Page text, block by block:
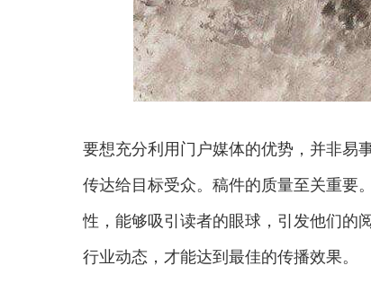
要想充分利用门户媒体的优势，并非易
传达给目标受众。稿件的质量至关重要
性，能够吸引读者的眼球，引发他们的
行业动态，才能达到最佳的传播效果。